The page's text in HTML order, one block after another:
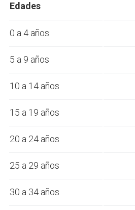
Edades
0 a 4 años
5 a 9 años
10 a 14 años
15 a 19 años
20 a 24 años
25 a 29 años
30 a 34 años